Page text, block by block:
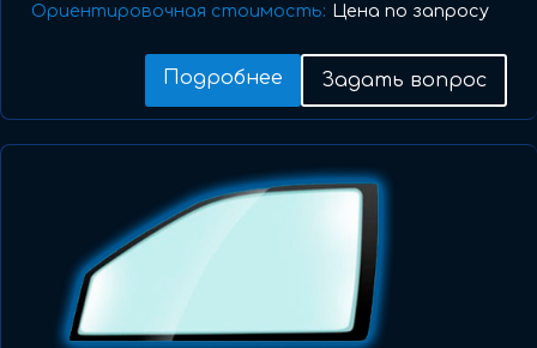
Ориентировочная стоимость: Цена по запросу
Подробнее Задать вопрос